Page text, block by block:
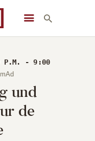
P.M. - 9:00
und
de